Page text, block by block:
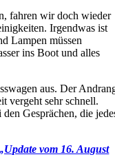
fahren wir doch wieder
Irgendwas ist
Lampen müssen
ins Boot und alles
aus. Der
vergeht sehr schnell.
Gesprächen, die
vom 16. August